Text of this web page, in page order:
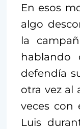
En esos
algo
la
defendía
otra vez al
veces con
Luis